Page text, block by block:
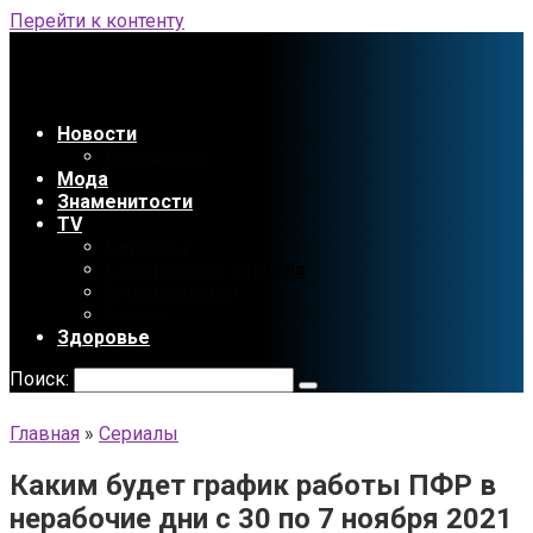
Перейти к контенту
Новости
Мода
Знаменитости
TV
Здоровье
Поиск:
Главная » Сериалы
Каким будет график работы ПФР в
нерабочие дни с 30 по 7 ноября 2021